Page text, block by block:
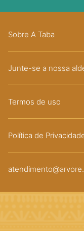
Sobre A Taba
Junte-se a nossa
Termos de uso
Política de